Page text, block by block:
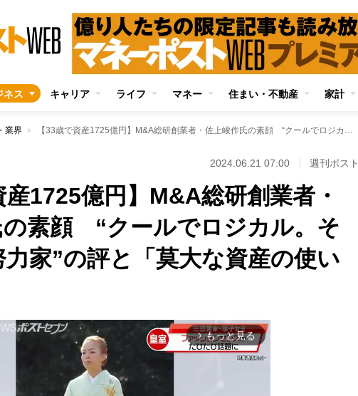
ネス キャリア ライフ マネー 住まい・不動産 家計
業界 【33歳で資産1725億円】M&A総研創業者・佐上峻作氏の素顔 “クールでロジカル。それでいて努力家”の評と「莫大な資産の使い道」
2024.06.21 07:00 週刊ポスト
産1725億円】M&A総研創業者・
の素顔 “クールでロジカル。そ
家”の評と「莫大な資産の使い
arrow_forward_ios もっと見る